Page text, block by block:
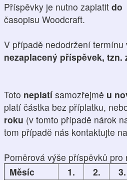
Příspěvky je nutno zaplatit do
časopisu Woodcraft.
V případě nedodržení termínu
nezaplacený příspěvek, tzn.
Toto neplatí samozřejmě u
platí částka bez příplatku,
roku (v tomto případě nárok
tom případě nás kontaktujte na
Poměrová výše příspěvků
Měsíc
1. 2. 3.